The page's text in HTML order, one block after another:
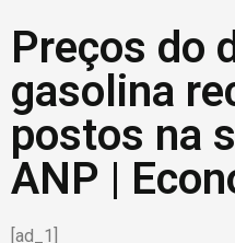
Preços do
gasolina
postos na
ANP |
[ad_1]